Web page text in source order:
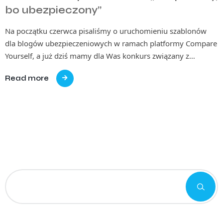
bo ubezpieczony”
Na początku czerwca pisaliśmy o uruchomieniu szablonów
dla blogów ubezpieczeniowych w ramach platformy Compare
Yourself, a już dziś mamy dla Was konkurs związany z…
Read more